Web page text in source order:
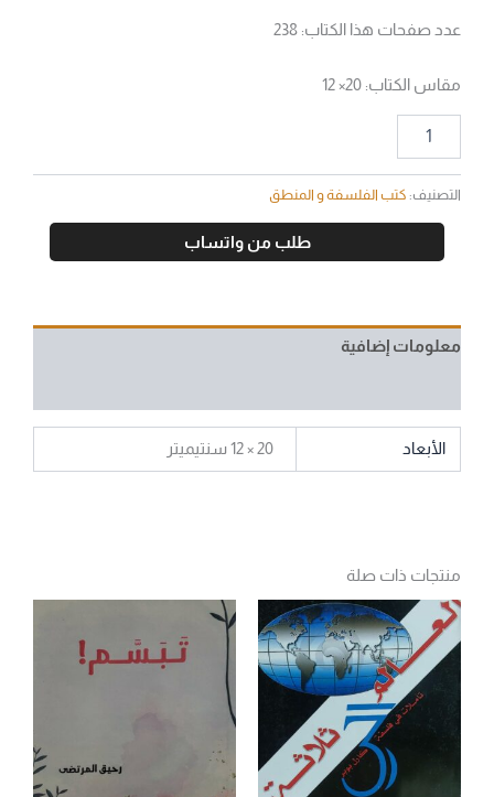
عدد صفحات هذا الكتاب: 238
مقاس الكتاب: 20× 12
التصنيف: كتب الفلسفة و المنطق
طلب من واتساب
معلومات إضافية
الأبعاد 20 × 12 سنتيميتر
منتجات ذات صلة